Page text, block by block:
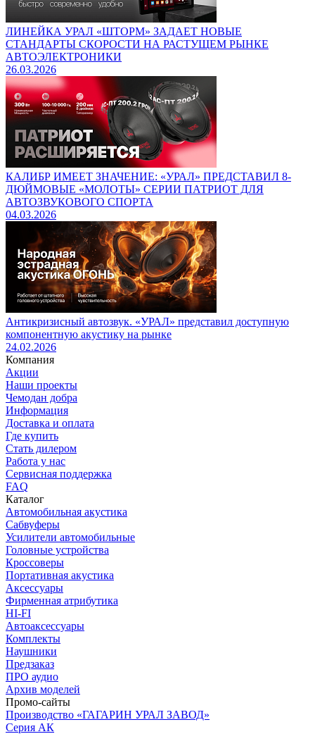
ЛИНЕЙКА УРАЛ «ШТОРМ» ЗАДАЕТ НОВЫЕ
СТАНДАРТЫ СКОРОСТИ НА РАСТУЩЕМ РЫНКЕ
АВТОЭЛЕКТРОНИКИ
26.03.2026
КАЛИБР ИМЕЕТ ЗНАЧЕНИЕ: «УРАЛ» ПРЕДСТАВИЛ 8-
ДЮЙМОВЫЕ «МОЛОТЫ» СЕРИИ ПАТРИОТ ДЛЯ
АВТОЗВУКОВОГО СПОРТА
04.03.2026
Антикризисный автозвук. «УРАЛ» представил доступную
компонентную акустику на рынке
24.02.2026
Компания
Акции
Наши проекты
Чемодан добра
Информация
Доставка и оплата
Где купить
Стать дилером
Работа у нас
Сервисная поддержка
FAQ
Каталог
Автомобильная акустика
Сабвуферы
Усилители автомобильные
Головные устройства
Кроссоверы
Портативная акустика
Аксессуары
Фирменная атрибутика
HI-FI
Автоаксессуары
Комплекты
Наушники
Предзаказ
ПРО аудио
Архив моделей
Промо-сайты
Производство «ГАГАРИН УРАЛ ЗАВОД»
Серия АК